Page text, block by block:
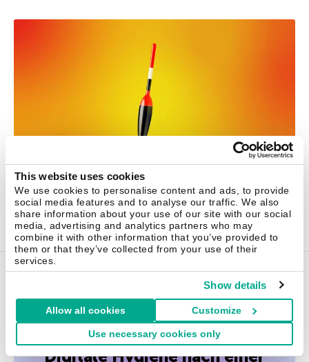
This website uses cookies
We use cookies to personalise content and ads, to provide
social media features and to analyse our traffic. We also
share information about your use of our site with our social
media, advertising and analytics partners who may
combine it with other information that you’ve provided to
them or that they’ve collected from your use of their
services.
Show details
Allow all cookies Customize
Use necessary cookies only
22 Apr 2021
Tipps
Tipps
Digitale Hygiene nach einer